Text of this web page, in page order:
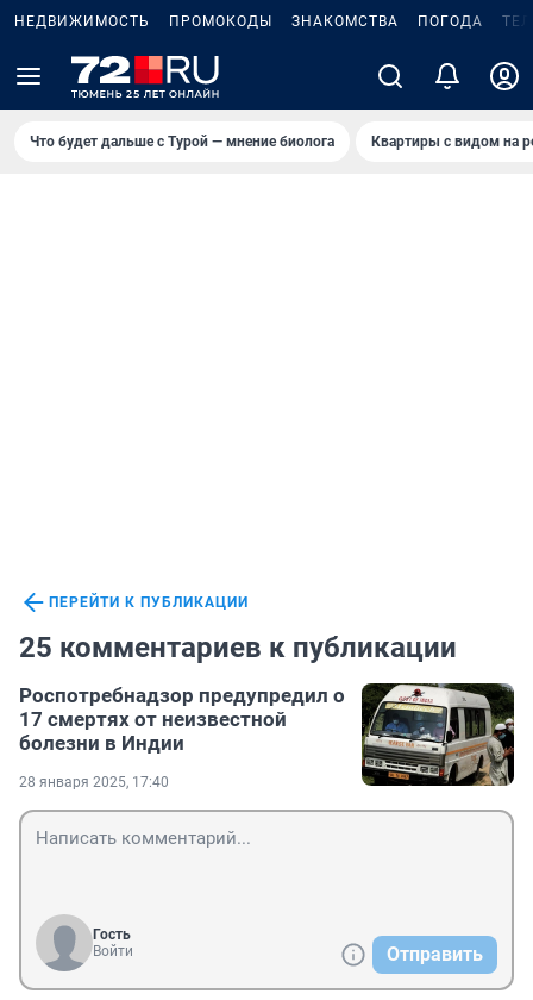
НЕДВИЖИМОСТЬ ПРОМОКОДЫ ЗНАКОМСТВА ПОГОДА
Что будет дальше с Турой — мнение биолога Квартиры с видом на
ПЕРЕЙТИ К ПУБЛИКАЦИИ
25 комментариев к публикации
Роспотребнадзор предупредил о
17 смертях от неизвестной
болезни в Индии
28 января 2025, 17:40
Гость
Войти
Отправить